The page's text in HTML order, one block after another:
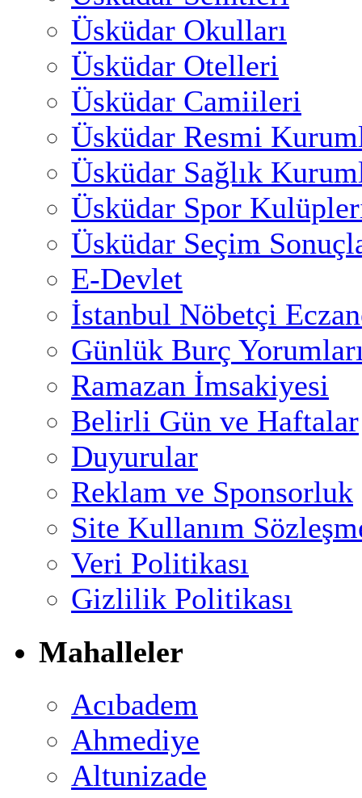
Üsküdar Okulları
Üsküdar Otelleri
Üsküdar Camiileri
Üsküdar Resmi
Üsküdar Sağlık
Üsküdar Spor
Üsküdar Seçim
E-Devlet
İstanbul Nöbetçi
Günlük Burç
Ramazan İmsakiyesi
Belirli Gün ve Haftalar
Duyurular
Reklam ve Sponsorluk
Site Kullanım
Veri Politikası
Gizlilik Politikası
Mahalleler
Acıbadem
Ahmediye
Altunizade